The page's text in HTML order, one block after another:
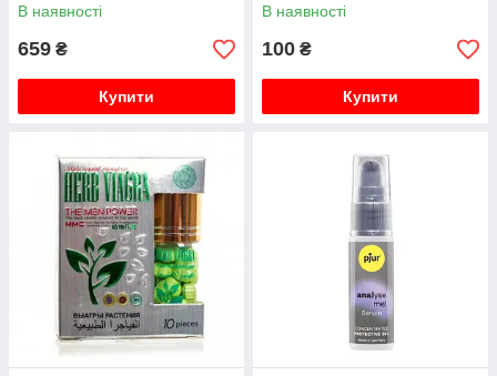
В наявності
659 ₴
Купити
В наявності
100 ₴
Купити